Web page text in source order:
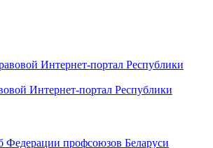
Интернет-портал Республики